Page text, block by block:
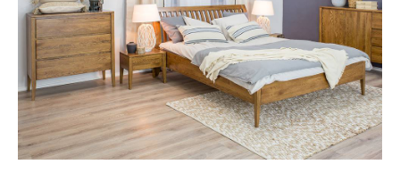
r
u
j
e
m